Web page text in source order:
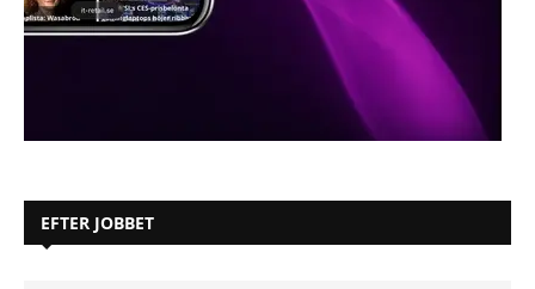
EFTER JOBBET